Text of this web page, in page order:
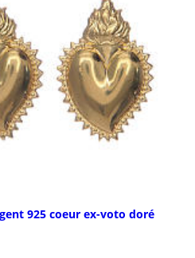
925 coeur ex-voto doré